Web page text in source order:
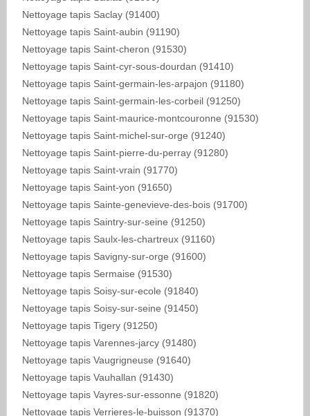
Nettoyage tapis Saclay (91400)
Nettoyage tapis Saint-aubin (91190)
Nettoyage tapis Saint-cheron (91530)
Nettoyage tapis Saint-cyr-sous-dourdan (91410)
Nettoyage tapis Saint-germain-les-arpajon (91180)
Nettoyage tapis Saint-germain-les-corbeil (91250)
Nettoyage tapis Saint-maurice-montcouronne (91530)
Nettoyage tapis Saint-michel-sur-orge (91240)
Nettoyage tapis Saint-pierre-du-perray (91280)
Nettoyage tapis Saint-vrain (91770)
Nettoyage tapis Saint-yon (91650)
Nettoyage tapis Sainte-genevieve-des-bois (91700)
Nettoyage tapis Saintry-sur-seine (91250)
Nettoyage tapis Saulx-les-chartreux (91160)
Nettoyage tapis Savigny-sur-orge (91600)
Nettoyage tapis Sermaise (91530)
Nettoyage tapis Soisy-sur-ecole (91840)
Nettoyage tapis Soisy-sur-seine (91450)
Nettoyage tapis Tigery (91250)
Nettoyage tapis Varennes-jarcy (91480)
Nettoyage tapis Vaugrigneuse (91640)
Nettoyage tapis Vauhallan (91430)
Nettoyage tapis Vayres-sur-essonne (91820)
Nettoyage tapis Verrieres-le-buisson (91370)